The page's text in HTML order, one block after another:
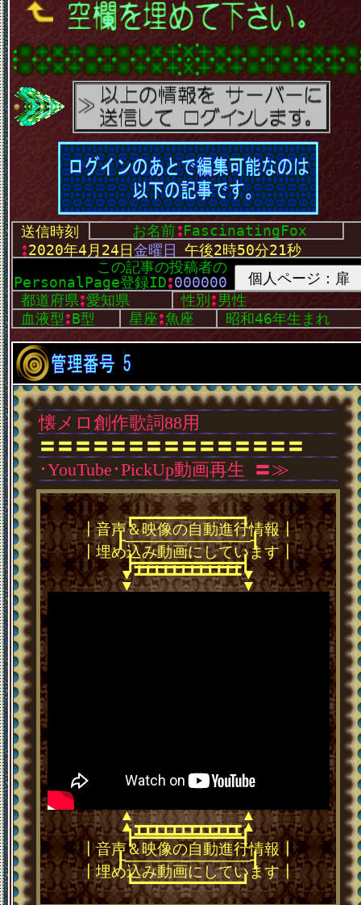
送信時刻 お名前 FascinatingFox
2020年4月24日金曜日 午後2時50分21秒
この記事の投稿者の
PersonalPage登録ID 000000
都道府県 愛知県 ･性別
男性
血液型 B型 星座 魚座 昭和46年生まれ
懐メロ創作歌詞88用
〓〓〓〓〓〓〓〓〓〓〓〓〓〓〓
･YouTube･PickUp動画再生
〓≫
┏━━━━━━━━━━━━┓
┃音声＆映像の自動進行情報┃
┠────────────┨
┃埋め込み動画にしています┃
┣━━━━━━━━━━━━┫
▼━━━━━━━━━━━━▼
▼
┻┻┻┻┻┻┻┻┻┻┻┻
▼
▲
┳┳┳┳┳┳┳┳┳┳┳┳
▲
▲━━━━━━━━━━━━▲
┣━━━━━━━━━━━━┫
┃音声＆映像の自動進行情報┃
┠────────────┨
┃埋め込み動画にしています┃
┗━━━━━━━━━━━━┛